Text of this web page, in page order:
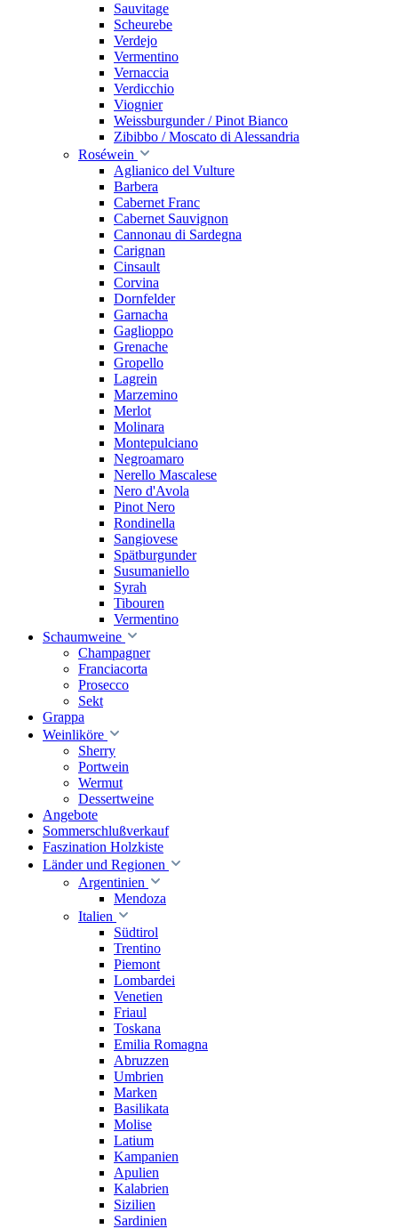
Sauvitage
Scheurebe
Verdejo
Vermentino
Vernaccia
Verdicchio
Viognier
Weissburgunder / Pinot Bianco
Zibibbo / Moscato di Alessandria
Roséwein
Aglianico del Vulture
Barbera
Cabernet Franc
Cabernet Sauvignon
Cannonau di Sardegna
Carignan
Cinsault
Corvina
Dornfelder
Garnacha
Gaglioppo
Grenache
Gropello
Lagrein
Marzemino
Merlot
Molinara
Montepulciano
Negroamaro
Nerello Mascalese
Nero d'Avola
Pinot Nero
Rondinella
Sangiovese
Spätburgunder
Susumaniello
Syrah
Tibouren
Vermentino
Schaumweine
Champagner
Franciacorta
Prosecco
Sekt
Grappa
Weinliköre
Sherry
Portwein
Wermut
Dessertweine
Angebote
Sommerschlußverkauf
Faszination Holzkiste
Länder und Regionen
Argentinien
Mendoza
Italien
Südtirol
Trentino
Piemont
Lombardei
Venetien
Friaul
Toskana
Emilia Romagna
Abruzzen
Umbrien
Marken
Basilikata
Molise
Latium
Kampanien
Apulien
Kalabrien
Sizilien
Sardinien